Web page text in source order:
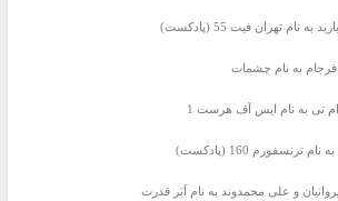
نام تهران فیت 55 (پادکست)
فرجام به نام چشمات
ام تی به نام ایس آف هرست 1
ترنسفورم 160 (پادکست)
و علی محمدوند به نام اَبَر قدرت